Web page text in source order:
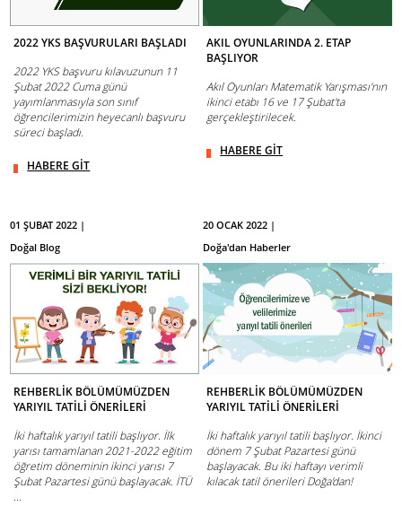
2022 YKS BAŞVURULARI BAŞLADI
2022 YKS başvuru kılavuzunun 11
Şubat 2022 Cuma günü
yayımlanmasıyla son sınıf
öğrencilerimizin heyecanlı başvuru
süreci başladı.
HABERE GİT
AKIL OYUNLARINDA 2. ETAP
BAŞLIYOR
Akıl Oyunları Matematik Yarışması'nın
ikinci etabı 16 ve 17 Şubat'ta
gerçekleştirilecek.
HABERE GİT
01 ŞUBAT 2022 |
Doğal Blog
REHBERLİK BÖLÜMÜMÜZDEN
YARIYIL TATİLİ ÖNERİLERİ
İki haftalık yarıyıl tatili başlıyor. İlk
yarısı tamamlanan 2021-2022 eğitim
öğretim döneminin ikinci yarısı 7
Şubat Pazartesi günü başlayacak. İTÜ
...
20 OCAK 2022 |
Doğa'dan Haberler
REHBERLİK BÖLÜMÜMÜZDEN
YARIYIL TATİLİ ÖNERİLERİ
İki haftalık yarıyıl tatili başlıyor. İkinci
dönem 7 Şubat Pazartesi günü
başlayacak. Bu iki haftayı verimli
kılacak tatil önerileri Doğa'dan!